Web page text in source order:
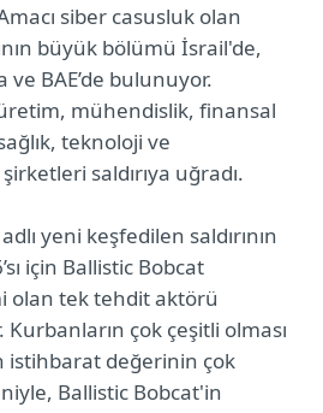
siber casusluk olan
büyük bölümü İsrail'de,
ve BAE’de bulunuyor.
mühendislik, finansal
teknoloji ve
saldırıya uğradı.
yeni keşfedilen saldırının
için Ballistic Bobcat
olan tek tehdit aktörü
Kurbanların çok çeşitli olması
istihbarat değerinin çok
Ballistic Bobcat'in